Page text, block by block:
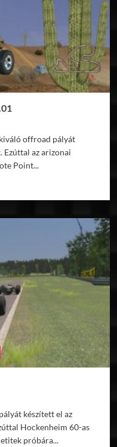
offroad pályát
Ezúttal az arizonai
Point...
készített el az
Hockenheim 60-as
próbára...